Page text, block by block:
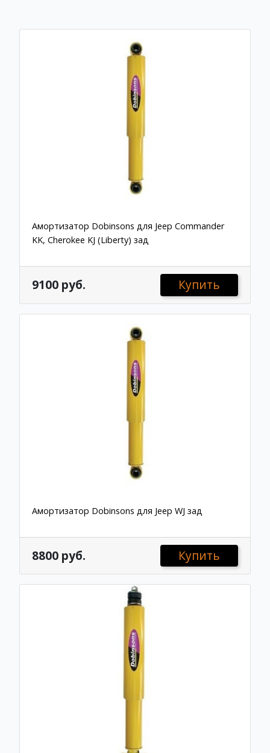
Амортизатор Dobinsons для Jeep Commander
KK, Cherokee KJ (Liberty) зад
9100 руб. Купить
Амортизатор Dobinsons для Jeep WJ зад
8800 руб. Купить